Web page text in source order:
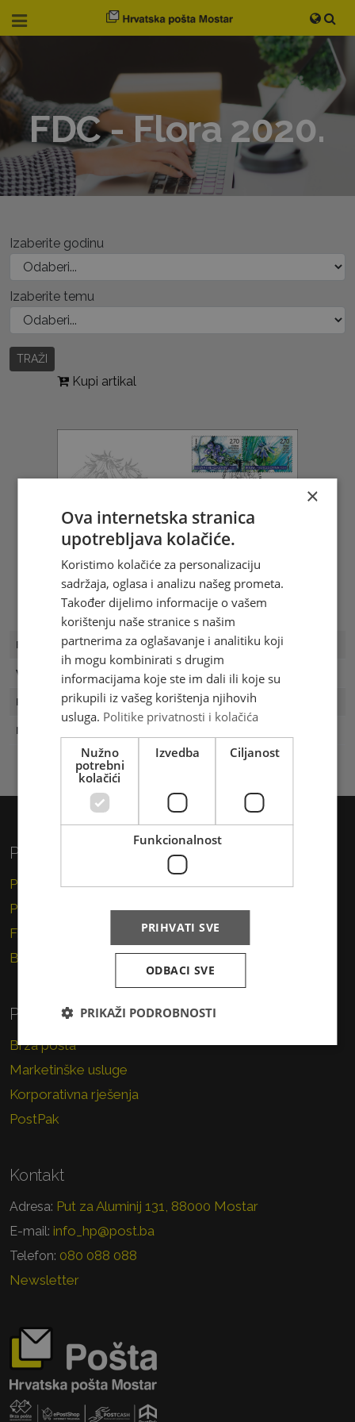
FDC - Flora 2020.
Izaberite godinu
Izaberite temu
TRAŽI
Kupi artikal
FDC Broj FDC 14/20
Vrijednost 6,90 KM
Prvi dan 01.11.2020
Naklada
Privatni korisnici
Pismo
Paket
Financijske usluge
Brzojav
Poslovni korisnici
Brza pošta
Marketinške usluge
Korporativna rješenja
PostPak
Kontakt
Adresa: Put za Aluminij 131, 88000 Mostar
E-mail: info_hp@post.ba
Telefon: 080 088 088
Newsletter
×
Ova internetska stranica
upotrebljava kolačiće.
Koristimo kolačiće za personalizaciju
sadržaja, oglasa i analizu našeg prometa.
Također dijelimo informacije o vašem
korištenju naše stranice s našim
partnerima za oglašavanje i analitiku koji
ih mogu kombinirati s drugim
informacijama koje ste im dali ili koje su
prikupili iz vašeg korištenja njihovih
usluga. Politike privatnosti i kolačića
Nužno
potrebni
kolačići
Izvedba Ciljanost
Funkcionalnost
PRIHVATI SVE
ODBACI SVE
PRIKAŽI PODROBNOSTI